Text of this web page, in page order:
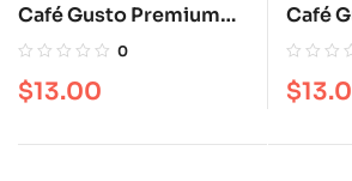
Café Gusto Premium
molido 12 oz
0
$13.00
Café
en
$